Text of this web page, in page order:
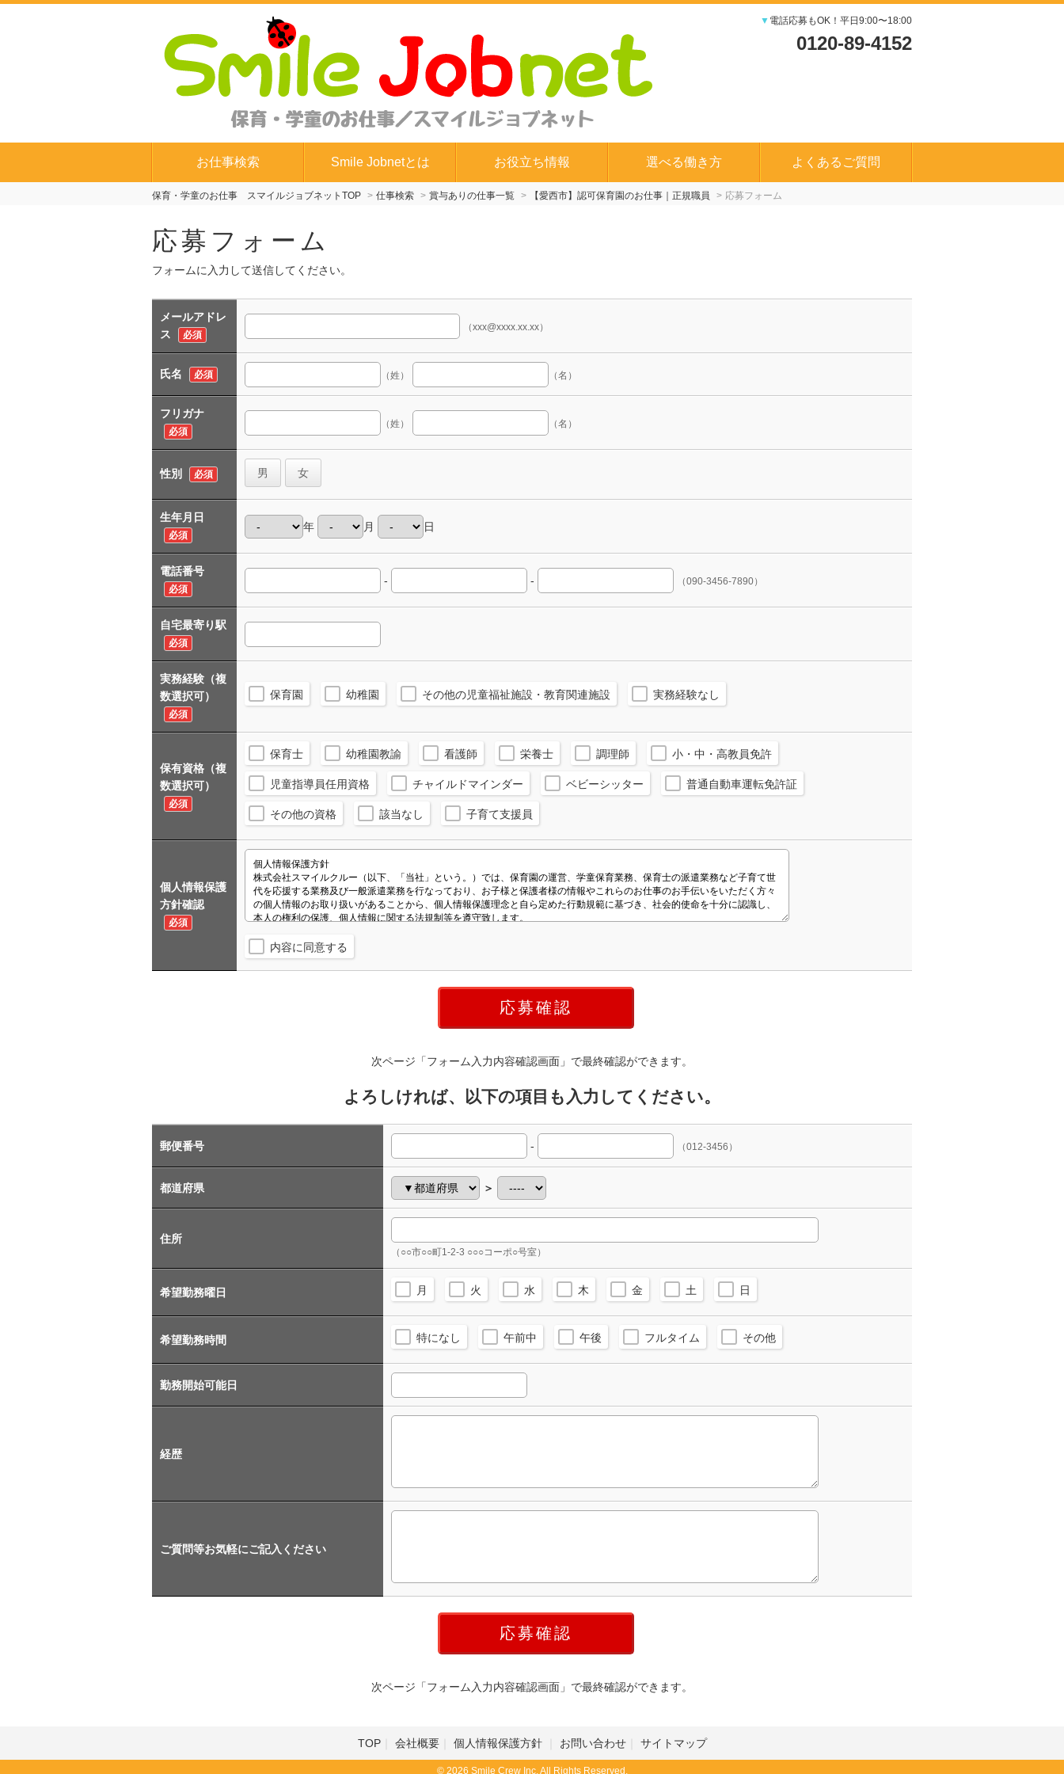
▼ 電話応募もOK！平日9:00〜18:00
0120-89-4152
お仕事検索 Smile Jobnetとは お役立ち情報 選べる働き方 よくあるご質問
保育・学童のお仕事 スマイルジョブネットTOP 仕事検索 賞与ありの仕事一覧 【愛西市】認可保育園のお仕事｜正規職員 応募フォーム
応募フォーム
フォームに入力して送信してください。
メールアドレ
ス
必須
（xxx@xxxx.xx.xx）
氏名 必須 （姓） （名）
フリガナ
必須
（姓） （名）
性別 必須 男 女
生年月日
必須
年 月 日
電話番号
必須
- - （090-3456-7890）
自宅最寄り駅
必須
実務経験（複
数選択可）
必須
保育園 幼稚園 その他の児童福祉施設・教育関連施設 実務経験なし
保有資格（複
数選択可）
必須
保育士 幼稚園教諭 看護師 栄養士 調理師 小・中・高教員免許
児童指導員任用資格 チャイルドマインダー ベビーシッター 普通自動車運転免許証
その他の資格 該当なし 子育て支援員
個人情報保護
方針確認
必須
内容に同意する
次ページ「フォーム入力内容確認画面」で最終確認ができます。
よろしければ、以下の項目も入力してください。
郵便番号 - （012-3456）
都道府県 ＞
住所
（○○市○○町1-2-3 ○○○コーポ○号室）
希望勤務曜日 月 火 水 木 金 土 日
希望勤務時間 特になし 午前中 午後 フルタイム その他
勤務開始可能日
経歴
ご質問等お気軽にご記入ください
次ページ「フォーム入力内容確認画面」で最終確認ができます。
TOP 会社概要 個人情報保護方針 お問い合わせ サイトマップ
© 2026 Smile Crew Inc. All Rights Reserved.